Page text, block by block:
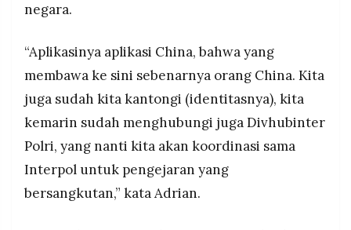
negara.
“Aplikasinya aplikasi China, bahwa yang
membawa ke sini sebenarnya orang China. Kita
juga sudah kita kantongi (identitasnya), kita
kemarin sudah menghubungi juga Divhubinter
Polri, yang nanti kita akan koordinasi sama
Interpol untuk pengejaran yang
bersangkutan,” kata Adrian.